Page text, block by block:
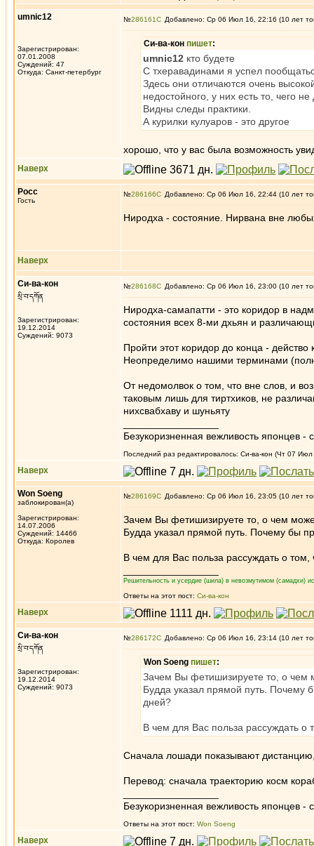
umnic12
Зарегистрирован:
07.01.2008
Суждений: 47
Откуда: Санкт-петербург
№286161 Добавлено: Ср 06 Июл 16, 22:16 (10 лет
Си-ва-кон пишет:
umnic12 кто будете
С тхеравадинами я успел
Здесь они отличаются очень
недостойного, у них есть то, чего
Видны следы практики.
А курилки кулуаров - это другое
хорошо, что у вас была возможность
Наверх
Росс
Гость
№286166 Добавлено: Ср 06 Июл 16, 22:44 (10 лет
Ниродха - состояние. Нирвана вне
Наверх
Си-ва-кон
སྲི་བ་དཀོན
Зарегистрирован:
19.12.2014
Суждений: 9073
№286168 Добавлено: Ср 06 Июл 16, 23:00 (10 лет
Ниродха-самапатти - это коридор в
состояния всех 8-ми дхьян и
Пройти этот коридор до конца -
Неопределимо нашими терминами
От недомолвок о том, что вне слов, и
таковым лишь для тиртхиков, не
нихсвабхаву и шуньяту
Безукоризненная вежливость японцев -
Последний раз редактировалось: Си-ва-кон (Чт 07
Наверх
Won Soeng
заблокирован(а)
Зарегистрирован:
14.07.2006
Суждений: 14466
Откуда: Королев
№286169 Добавлено: Ср 06 Июл 16, 23:05 (10 лет
Зачем Вы фетишизируете то, о чем
Будда указал прямой путь. Почему бы
В чем для Вас польза рассуждать о
Решительность и усердие (шила) в невозмутимом (самадхи)
Ответы на этот пост: Си-ва-кон
Наверх
Си-ва-кон
སྲི་བ་དཀོན
Зарегистрирован:
19.12.2014
Суждений: 9073
№286172 Добавлено: Ср 06 Июл 16, 23:14 (10 лет
Won Soeng пишет:
Зачем Вы фетишизируете то, о чем
Будда указал прямой путь. Почему
дней?
В чем для Вас польза рассуждать о
Сначала лошади показывают
Перевод: сначала траекторию косм
Безукоризненная вежливость японцев -
Ответы на этот пост: Won Soeng
Наверх